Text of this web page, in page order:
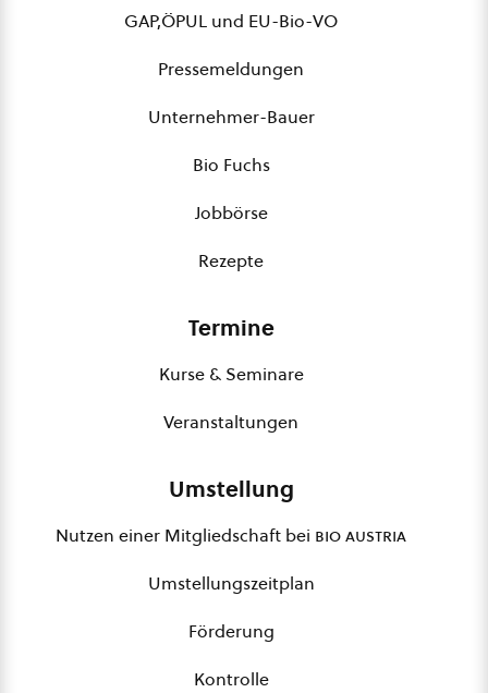
GAP,ÖPUL und EU-Bio-VO
Pressemeldungen
Unternehmer-Bauer
Bio Fuchs
Jobbörse
Rezepte
Termine
Kurse & Seminare
Veranstaltungen
Umstellung
Nutzen einer Mitgliedschaft bei bio austria
Umstellungszeitplan
Förderung
Kontrolle